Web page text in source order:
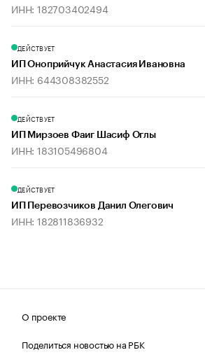
ИНН: 182703402494
ДЕЙСТВУЕТ
ИП Оноприйчук Анастасия Ивановна
ИНН: 644308382552
ДЕЙСТВУЕТ
ИП Мирзоев Фаиг Шасиф Оглы
ИНН: 183105496804
ДЕЙСТВУЕТ
ИП Перевозчиков Данил Олегович
ИНН: 182811836932
О проекте
Поделиться новостью на РБК